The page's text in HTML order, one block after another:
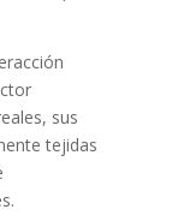
sus
tejidas